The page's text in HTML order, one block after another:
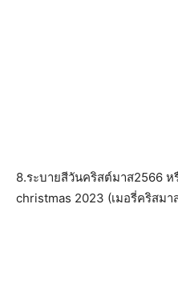
8.ระบายสีวันคริสต์มาส2566
christmas 2023 (เมอรี่คริสมา